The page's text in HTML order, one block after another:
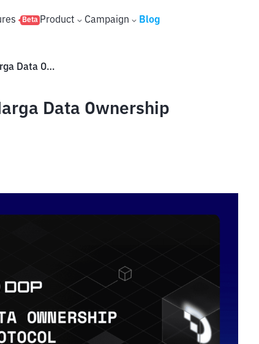
Beta Product Campaign Blog
Keunggulan dan Prediksi Harga Data Ownership Protocol (DOP)
Data Ownership